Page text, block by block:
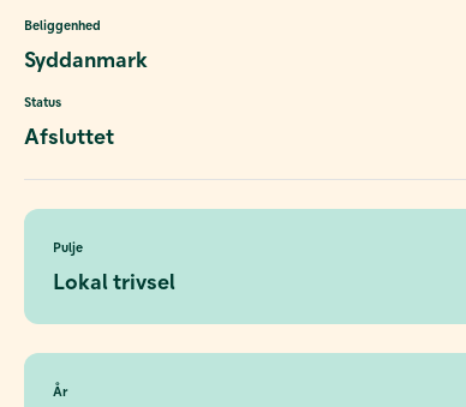
Beliggenhed
Syddanmark
Status
Afsluttet
Pulje
Lokal trivsel
År